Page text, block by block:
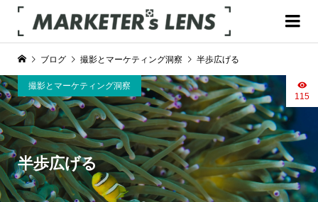
半歩広げる
撮影とマーケティング洞察
115
ブログ 撮影とマーケティング洞察 半歩広げる